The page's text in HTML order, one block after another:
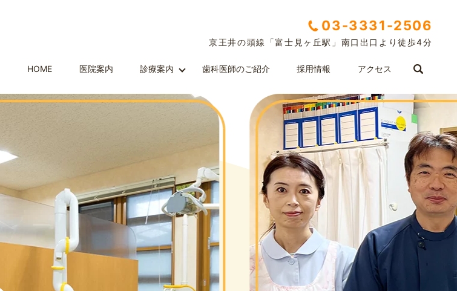
03-3331-2506
京王井の頭線「富士見ヶ丘駅」南口出口より徒歩4分
HOME 医院案内 診療案内 歯科医師のご紹介 採用情報 アクセス